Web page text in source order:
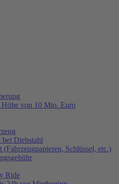
von 10 Mio. Euro
bei Diebstahl
Schlüssel, etc.)
Ride